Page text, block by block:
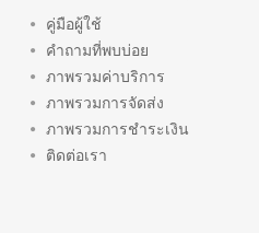
คู่มือผู้ใช้
คำถามที่พบบ่อย
ภาพรวมค่าบริการ
ภาพรวมการจัดส่ง
ภาพรวมการชำระเงิน
ติดต่อเรา